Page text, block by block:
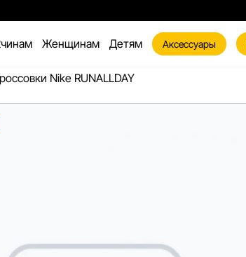
Женщинам Детям Аксессуары
Nike RUNALLDAY